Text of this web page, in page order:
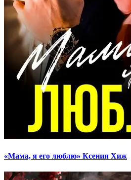
«Мама, я его люблю» Ксения Хиж